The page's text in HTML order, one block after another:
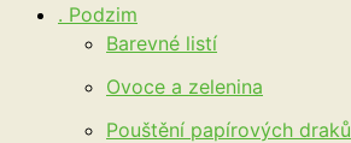
. Podzim
Barevné listí
Ovoce a zelenina
Pouštění papírových draků